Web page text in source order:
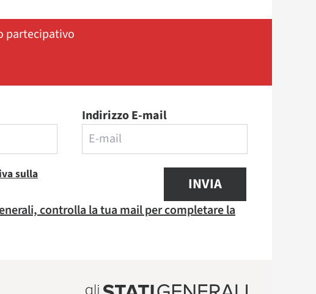
partecipativo
Indirizzo E-mail
sulla
INVIA
controlla la tua mail per completare la